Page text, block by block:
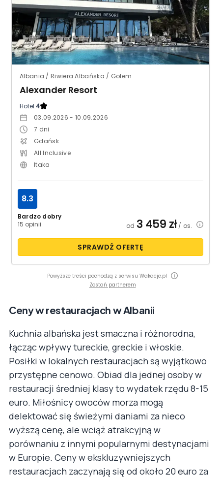
Albania / Riwiera Albańska / Golem
Alexander Resort
Hotel:4
03.09.2026 - 10.09.2026
7 dni
Gdańsk
All Inclusive
Itaka
Bardzo dobry
15 opinii
8.3
od 3 459 zł/ os.
SPRAWDŹ OFERTĘ
Powyższe treści pochodzą z serwisu Wakacje.pl
Zostań partnerem
Ceny w restauracjach w Albanii
Kuchnia albańska jest smaczna i różnorodna,
łącząc wpływy tureckie, greckie i włoskie.
Posiłki w lokalnych restauracjach są wyjątkowo
przystępne cenowo. Obiad dla jednej osoby w
restauracji średniej klasy to wydatek rzędu 8-15
euro. Miłośnicy owoców morza mogą
delektować się świeżymi daniami za nieco
wyższą cenę, ale wciąż atrakcyjną w
porównaniu z innymi popularnymi destynacjami
w Europie. Ceny w ekskluzywniejszych
restauracjach zaczynają się od około 20 euro za